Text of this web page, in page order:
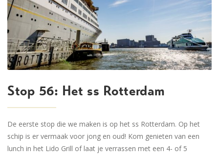
Stop 56: Het ss Rotterdam
De eerste stop die we maken is op het ss Rotterdam. Op het
schip is er vermaak voor jong en oud! Kom genieten van een
lunch in het Lido Grill of laat je verrassen met een 4- of 5